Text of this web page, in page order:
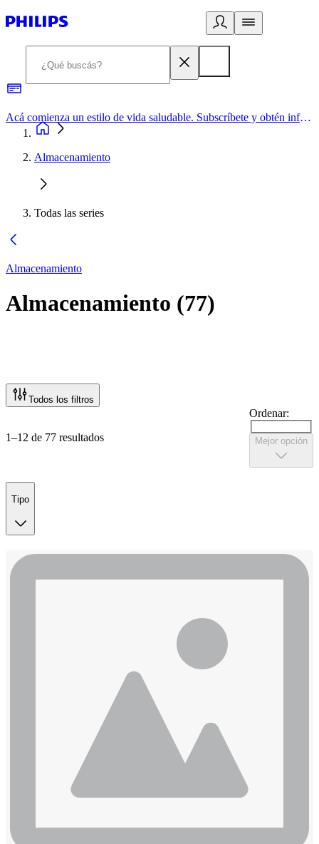
Acá comienza un estilo de vida saludable. Subscríbete y obtén información de primera mano
Almacenamiento
Todas las series
Almacenamiento
Almacenamiento (77)
Todos los filtros
1–12 de 77 resultados
Ordenar:
Mejor opción
Tipo